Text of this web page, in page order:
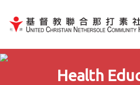
Jump to Content（按輸入
Health